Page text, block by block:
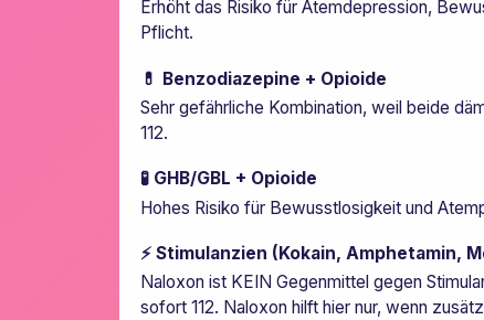
Erhöht das Risiko für Atemdepression,
Pflicht.
💊 Benzodiazepine + Opioide
Sehr gefährliche Kombination, weil beide
112.
🧪 GHB/GBL + Opioide
Hohes Risiko für Bewusstlosigkeit und
⚡ Stimulanzien (Kokain, Amphetamin,
Naloxon ist KEIN Gegenmittel gegen
sofort 112. Naloxon hilft hier nur, wenn